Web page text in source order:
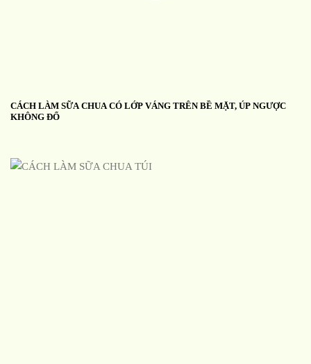
CÁCH LÀM SỮA CHUA CÓ LỚP VÁNG TRÊN BỀ MẶT, ÚP NGƯỢC
KHÔNG ĐỔ